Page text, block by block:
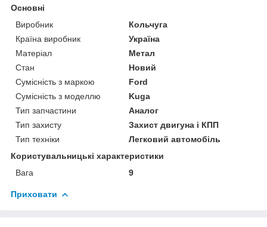
Основні
Виробник
Кольчуга
Країна виробник
Україна
Матеріал
Метал
Стан
Новий
Сумісність з маркою
Ford
Сумісність з моделлю
Kuga
Тип запчастини
Аналог
Тип захисту
Захист двигуна і КПП
Тип техніки
Легковий автомобіль
Користувальницькі характеристики
Вага
9
Приховати